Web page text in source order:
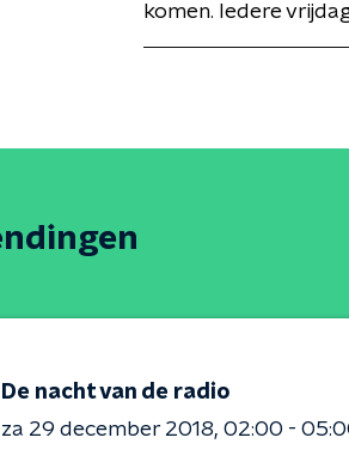
komen. Iedere
De nacht van de radio
za 29 december 2018 02:00 -